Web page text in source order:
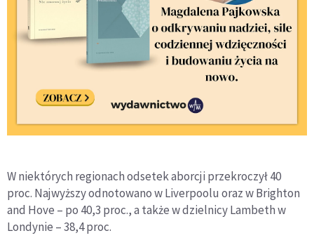
W niektórych regionach odsetek aborcji przekroczył 40
proc. Najwyższy odnotowano w Liverpoolu oraz w Brighton
and Hove – po 40,3 proc., a także w dzielnicy Lambeth w
Londynie – 38,4 proc.